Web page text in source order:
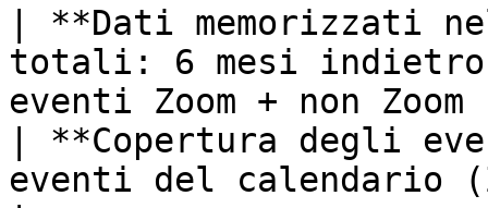
| **Dati memorizzati
totali: 6 mesi indietro
eventi Zoom + non
| **Copertura degli
eventi del calendario